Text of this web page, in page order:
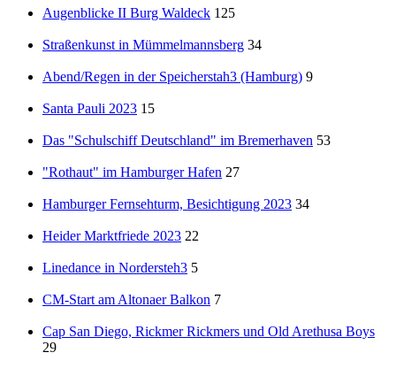
Augenblicke II Burg Waldeck 125
Straßenkunst in Mümmelmannsberg 34
Abend/Regen in der Speicherstah3 (Hamburg) 9
Santa Pauli 2023 15
Das "Schulschiff Deutschland" im Bremerhaven 53
"Rothaut" im Hamburger Hafen 27
Hamburger Fernsehturm, Besichtigung 2023 34
Heider Marktfriede 2023 22
Linedance in Nordersteh3 5
CM-Start am Altonaer Balkon 7
Cap San Diego, Rickmer Rickmers und Old Arethusa Boys
29